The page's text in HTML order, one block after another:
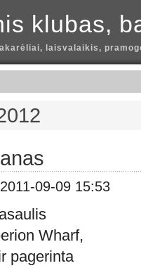
klubas,
laisvalaikis,
09-09 15:53
Wharf,
pagerinta